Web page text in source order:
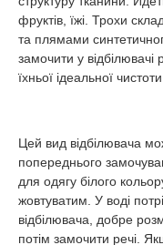
фруктів, їжі. Трохи
та плямами
замочити у відбілювачі
їхньої ідеальної чистоти.
Цей вид відбілювача
попереднього
для одягу білого
жовтуватим. У воді
відбілювача, добре
потім замочити речі.